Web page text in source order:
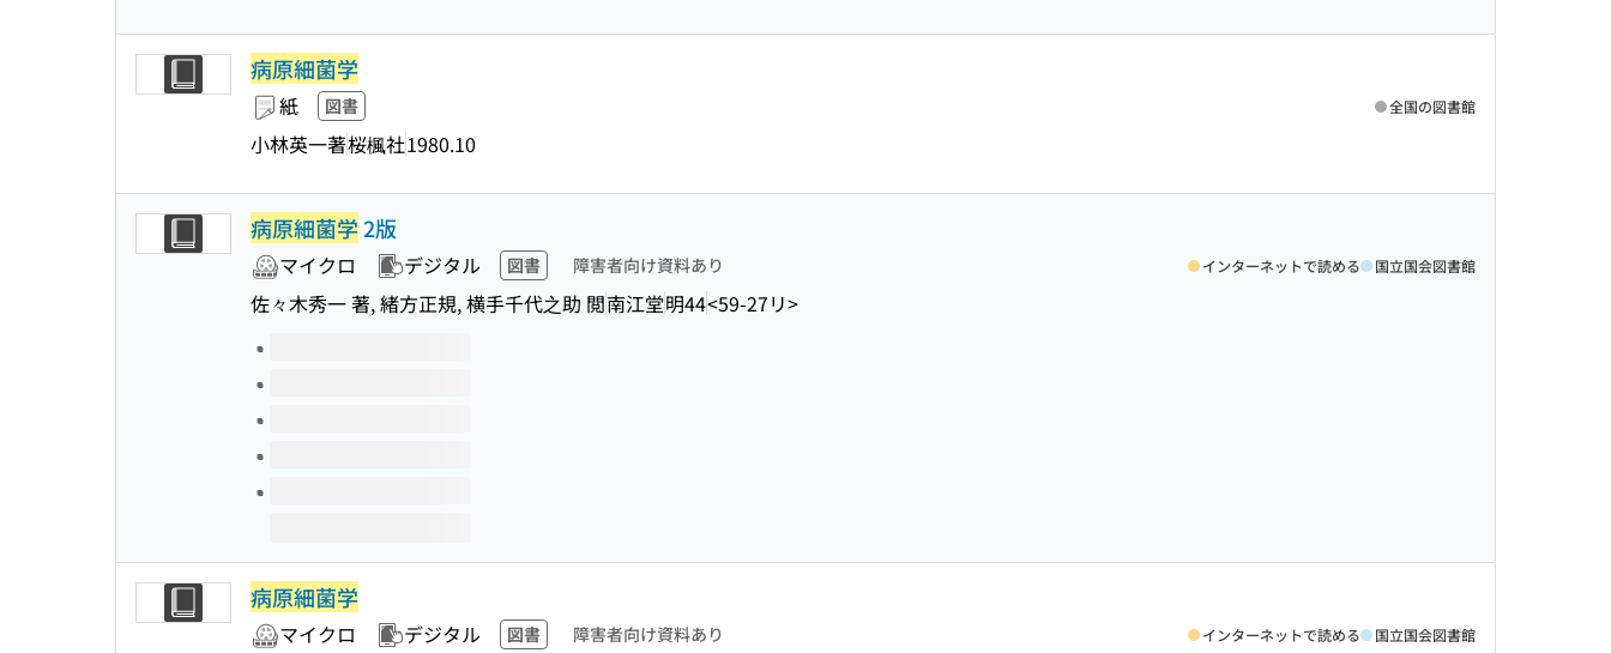
病原細菌学
紙 図書
小林英一著桜楓社1980.10
全国の図書館
病原細菌学2版
マイクロ デジタル 図書 障害者向け資料あり
佐々木秀一 著, 緒方正規, 横手千代之助 閲南江堂明44<59-27リ>
インターネットで読める 国立国会図書館
このタイトルの巻号
病原細菌学
マイクロ デジタル 図書 障害者向け資料あり インターネットで読める 国立国会図書館